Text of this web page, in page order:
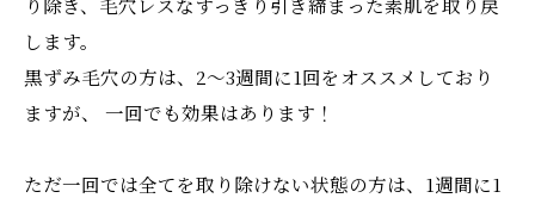
します。
黒ずみ毛穴の方は、2〜3週間に1回をオススメしており
ますが、 一回でも効果はあります！
ただ一回では全てを取り除けない状態の方は、1週間に1